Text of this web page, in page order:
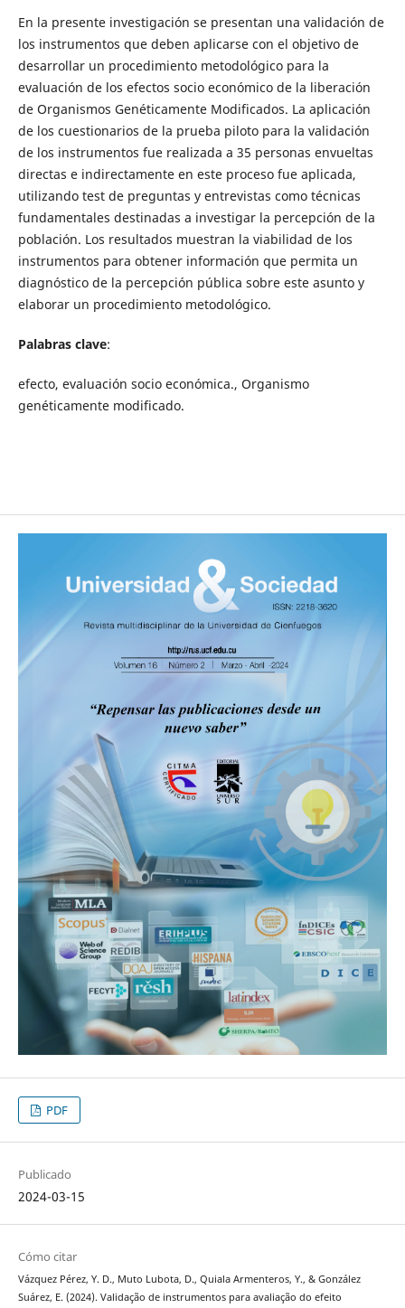
En la presente investigación se presentan una validación de
los instrumentos que deben aplicarse con el objetivo de
desarrollar un procedimiento metodológico para la
evaluación de los efectos socio económico de la liberación
de Organismos Genéticamente Modificados. La aplicación
de los cuestionarios de la prueba piloto para la validación
de los instrumentos fue realizada a 35 personas envueltas
directas e indirectamente en este proceso fue aplicada,
utilizando test de preguntas y entrevistas como técnicas
fundamentales destinadas a investigar la percepción de la
población. Los resultados muestran la viabilidad de los
instrumentos para obtener información que permita un
diagnóstico de la percepción pública sobre este asunto y
elaborar un procedimiento metodológico.
Palabras clave:
efecto, evaluación socio económica., Organismo
genéticamente modificado.
PDF
Publicado
2024-03-15
Cómo citar
Vázquez Pérez, Y. D., Muto Lubota, D., Quiala Armenteros, Y., & González
Suárez, E. (2024). Validação de instrumentos para avaliação do efeito